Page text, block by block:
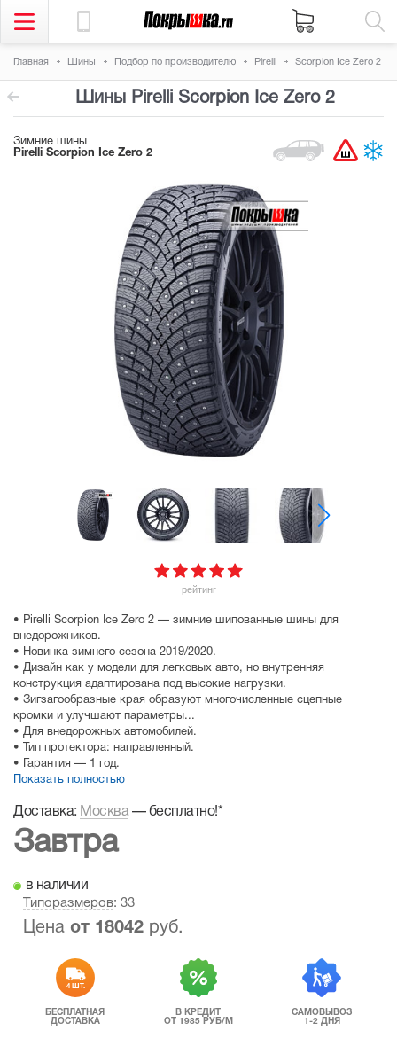
Главная Шины Подбор по производителю Pirelli Scorpion Ice Zero 2
Шины Pirelli Scorpion Ice Zero 2
Зимние шины
Pirelli Scorpion Ice Zero 2
рейтинг
• Pirelli Scorpion Ice Zero 2 — зимние шипованные шины для
внедорожников.
• Новинка зимнего сезона 2019/2020.
• Дизайн как у модели для легковых авто, но внутренняя
конструкция адаптирована под высокие нагрузки.
• Зигзагообразные края образуют многочисленные сцепные
кромки и улучшают параметры...
• Для внедорожных автомобилей.
• Тип протектора: направленный.
• Гарантия — 1 год.
Показать полностью
Доставка: Москва— бесплатно!*
Завтра
в наличии
Типоразмеров: 33
Цена от 18042 руб.
4 ШТ.
БЕСПЛАТНАЯ
ДОСТАВКА
В КРЕДИТ
ОТ 1985 РУБ/М
САМОВЫВОЗ
1-2 ДНЯ